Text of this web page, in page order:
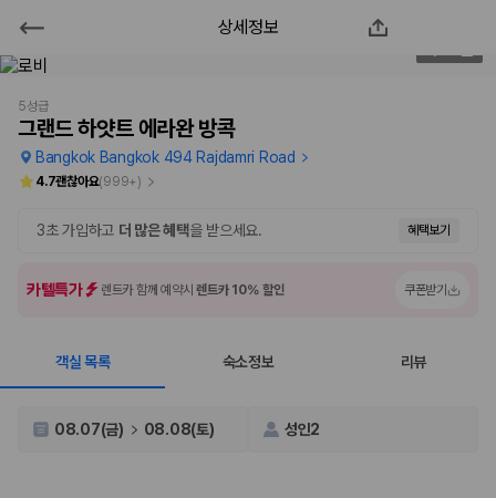
그랜드 하얏트 에라완 방콕
2000만 이용고객이 선택한 제주 렌트카 가격비교 플랫폼
제주렌트카 가격비교는 카모아에서 한 번에
제주도 렌트카는 업체마다 차량 가격, 보험 조건, 면책금, 보상 한도, 인수
장소, 취소 규정이 다릅니다. 카모아는 여러 제주 렌트카 업체의 조건을 한
상세정보
5성급
그랜드 하얏트 에라완 방콕
Bangkok Bangkok 494 Rajdamri Road
4.7괜찮아요(999+)
3초 가입하고 더 많은 혜택을 받으세요. 혜택보기
카텔특가 렌트카 함께 예약시렌트카 10% 할인 쿠폰받기
객실 목록 숙소정보 리뷰
08.07(금) 08.08(토) 성인2